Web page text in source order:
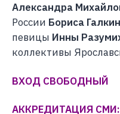
Александра
России Бориса
певицы Инны
коллективы
ВХОД СВОБОДНЫЙ
АККРЕДИТАЦИЯ СМИ: